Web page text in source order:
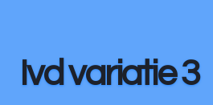
Ivd variatie 3